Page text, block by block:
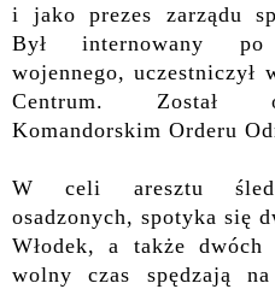
i jako prezes zarządu
Był internowany
wojennego,uczestniczył
Centrum. Został
Komandorskim Orderu
W celi aresztu
osadzonych, spotyka się
Włodek,a także dwóch
wolny czas spędzają